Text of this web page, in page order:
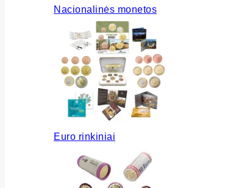
Nacionalinės monetos
Euro rinkiniai